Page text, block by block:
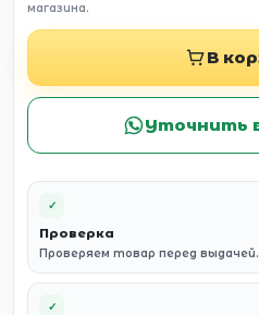
магазина.
В
Уточнить
✓
Проверка
Проверяем товар перед выдачей.
✓